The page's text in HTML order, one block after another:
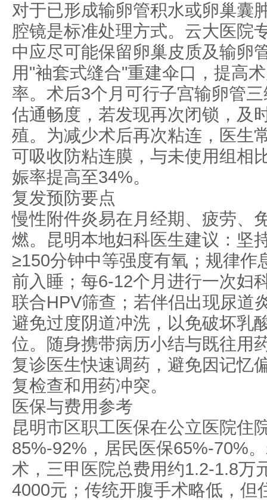
对于已形成输卵管积水或卵巢囊
腔镜是标准处理方式。云大医院
中应尽可能保留卵巢皮质及输卵
用"袖套式缝合"重建伞口，提高
率。术后3个月可行子宫输卵管
估通畅度，若发现再次闭锁，及
殖。为减少术后再次粘连，医生
可吸收防粘连膜，与未使用组相
娠率提高至34%。
复发预防要点
慢性附件炎易在月经期、疲劳、
燃。昆明本地妇科医生建议：坚
≥150分钟中等强度有氧；规律作
前入睡；每6-12个月进行一次妇
联合HPV筛查；若伴侣出现尿道
避免过度阴道冲洗，以免破坏乳
位。随身携带病历小结与既往用
复诊医生快速调药，避免因记忆
复检查和用药冲突。
医保与费用参考
昆明市区职工医保在公立医院住
85%-92%，居民医保65%-70%
术，三甲医院总费用约1.2-1.8万
4000元；传统开腹手术略低，但